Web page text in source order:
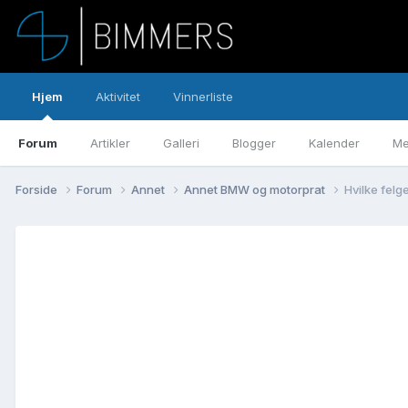
Hjem
Forum Artikler Galleri Blogger Kalender
Aktivitet Vinnerliste
Forside Forum Annet Annet BMW og motorprat Hvilke